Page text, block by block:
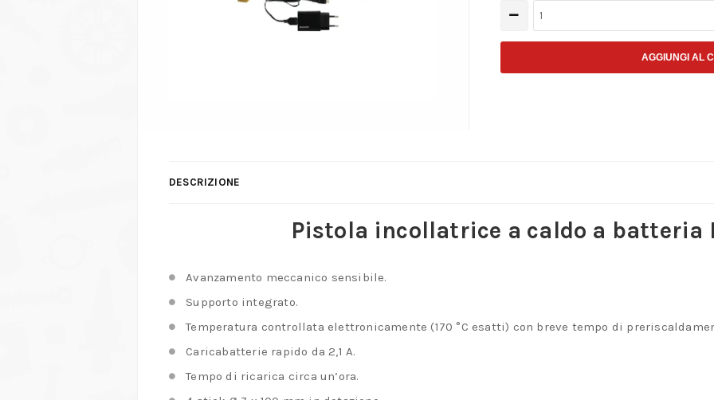
Pistola
incollatrice
AGGIUNGI AL
DESCRIZIONE
Pistola incollatrice a caldo a batteria
Avanzamento meccanico sensibile.
Supporto integrato.
Temperatura controllata elettronicamente (170 °C esatti) con breve tempo di
Caricabatterie rapido da 2,1 A.
Tempo di ricarica circa un’ora.